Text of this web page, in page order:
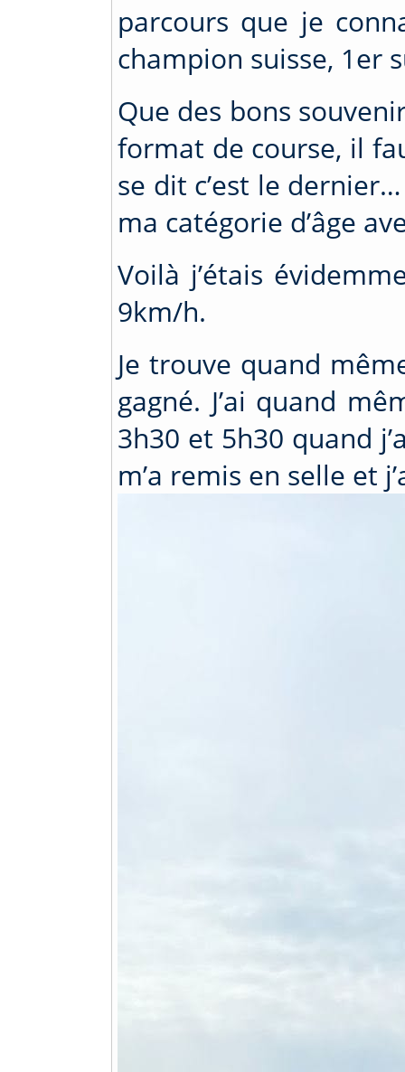
parcours que je
champion suisse, 1er
Que des bons
format de course, il
se dit c’est le
ma catégorie d’âge
Voilà j’étais
9km/h.
Je trouve quand
gagné. J’ai quand
3h30 et 5h30 quand
m’a remis en selle et